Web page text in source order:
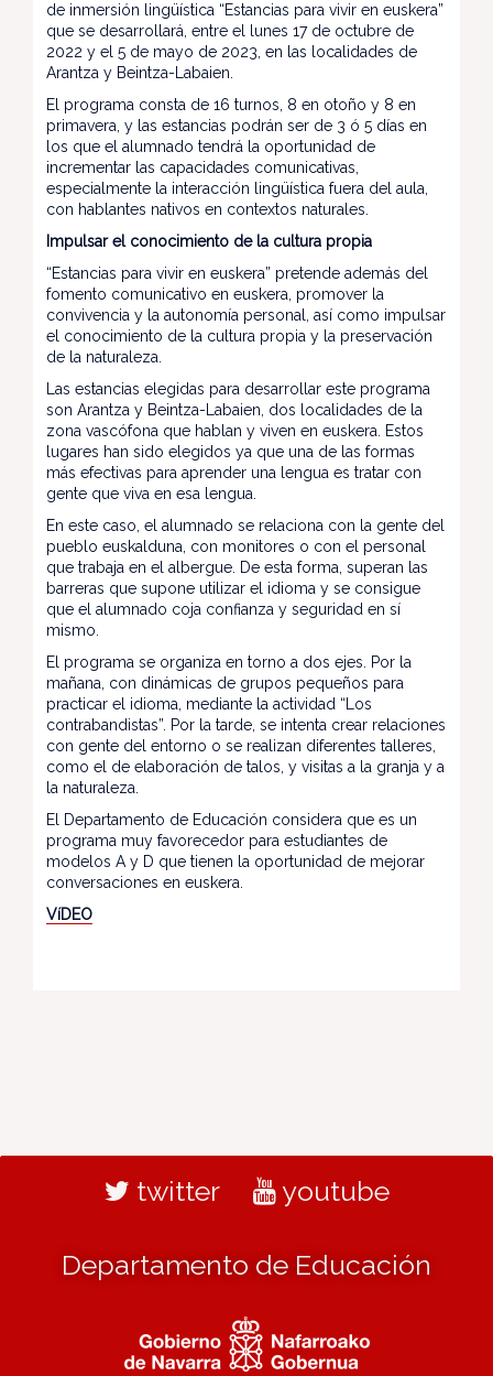
de inmersión lingüística “Estancias para vivir en euskera”
que se desarrollará, entre el lunes 17 de octubre de
2022 y el 5 de mayo de 2023, en las localidades de
Arantza y Beintza-Labaien.
El programa consta de 16 turnos, 8 en otoño y 8 en
primavera, y las estancias podrán ser de 3 ó 5 días en
los que el alumnado tendrá la oportunidad de
incrementar las capacidades comunicativas,
especialmente la interacción lingüística fuera del aula,
con hablantes nativos en contextos naturales.
Impulsar el conocimiento de la cultura propia
“Estancias para vivir en euskera” pretende además del
fomento comunicativo en euskera, promover la
convivencia y la autonomía personal, así como impulsar
el conocimiento de la cultura propia y la preservación
de la naturaleza.
Las estancias elegidas para desarrollar este programa
son Arantza y Beintza-Labaien, dos localidades de la
zona vascófona que hablan y viven en euskera. Estos
lugares han sido elegidos ya que una de las formas
más efectivas para aprender una lengua es tratar con
gente que viva en esa lengua.
En este caso, el alumnado se relaciona con la gente del
pueblo euskalduna, con monitores o con el personal
que trabaja en el albergue. De esta forma, superan las
barreras que supone utilizar el idioma y se consigue
que el alumnado coja confianza y seguridad en sí
mismo.
El programa se organiza en torno a dos ejes. Por la
mañana, con dinámicas de grupos pequeños para
practicar el idioma, mediante la actividad “Los
contrabandistas”. Por la tarde, se intenta crear relaciones
con gente del entorno o se realizan diferentes talleres,
como el de elaboración de talos, y visitas a la granja y a
la naturaleza.
El Departamento de Educación considera que es un
programa muy favorecedor para estudiantes de
modelos A y D que tienen la oportunidad de mejorar
conversaciones en euskera.
VíDEO
twitter youtube
Departamento de Educación